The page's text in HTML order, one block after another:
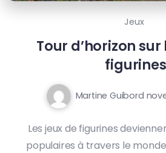
Jeux
Tour d’horizon sur
figurines
Martine Guibord
Les jeux de figurines
populaires à travers le